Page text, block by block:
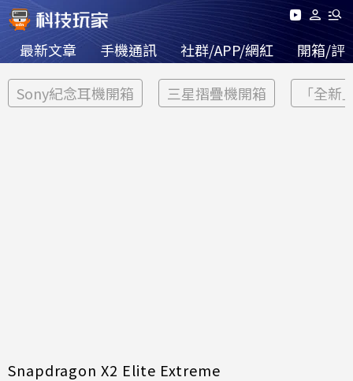
最新文章 手機通訊 社群/APP/網紅 開箱/評
Sony紀念耳機開箱 三星摺疊機開箱 「全新
Snapdragon X2 Elite Extreme